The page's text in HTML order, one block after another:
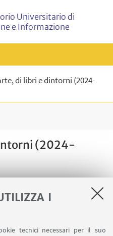
I
tecnici necessari per il suo
Universitario di
e Informazione
di libri e dintorni (2024-
(2024-